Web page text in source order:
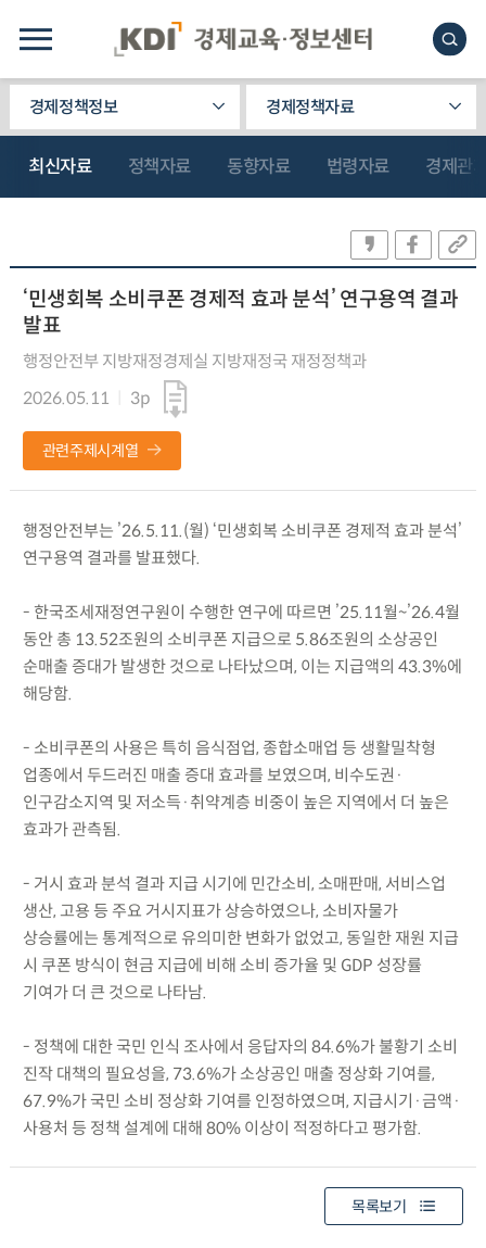
경제정책정보 경제정책자료
최신자료 정책자료 동향자료 법령자료 경제관
‘민생회복 소비쿠폰 경제적 효과 분석’ 연구용역 결과
발표
행정안전부 지방재정경제실 지방재정국 재정정책과
2026.05.11
3p
관련주제시계열
행정안전부는 ’26.5.11.(월) ‘민생회복 소비쿠폰 경제적 효과 분석’
연구용역 결과를 발표했다.
- 한국조세재정연구원이 수행한 연구에 따르면 ’25.11월~’26.4월
동안 총 13.52조원의 소비쿠폰 지급으로 5.86조원의 소상공인
순매출 증대가 발생한 것으로 나타났으며, 이는 지급액의 43.3%에
해당함.
- 소비쿠폰의 사용은 특히 음식점업, 종합소매업 등 생활밀착형
업종에서 두드러진 매출 증대 효과를 보였으며, 비수도권·
인구감소지역 및 저소득·취약계층 비중이 높은 지역에서 더 높은
효과가 관측됨.
- 거시 효과 분석 결과 지급 시기에 민간소비, 소매판매, 서비스업
생산, 고용 등 주요 거시지표가 상승하였으나, 소비자물가
상승률에는 통계적으로 유의미한 변화가 없었고, 동일한 재원 지급
시 쿠폰 방식이 현금 지급에 비해 소비 증가율 및 GDP 성장률
기여가 더 큰 것으로 나타남.
- 정책에 대한 국민 인식 조사에서 응답자의 84.6%가 불황기 소비
진작 대책의 필요성을, 73.6%가 소상공인 매출 정상화 기여를,
67.9%가 국민 소비 정상화 기여를 인정하였으며, 지급시기·금액·
사용처 등 정책 설계에 대해 80% 이상이 적정하다고 평가함.
목록보기